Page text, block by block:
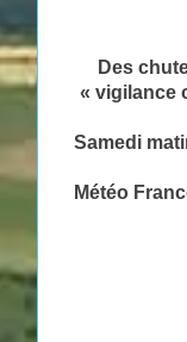
Des
« vigilance
Samedi
Météo